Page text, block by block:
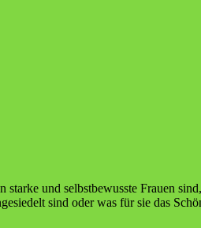
und selbst­be­wuss­te Frau­en
sind oder was für sie das